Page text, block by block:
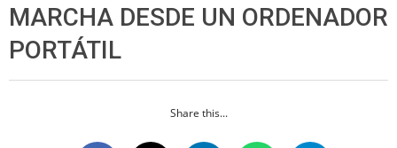
MARCHA DESDE UN ORDENADOR
PORTÁTIL
Share this...